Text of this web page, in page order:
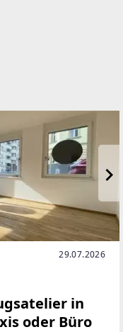
29.07.2026
in
oder Büro